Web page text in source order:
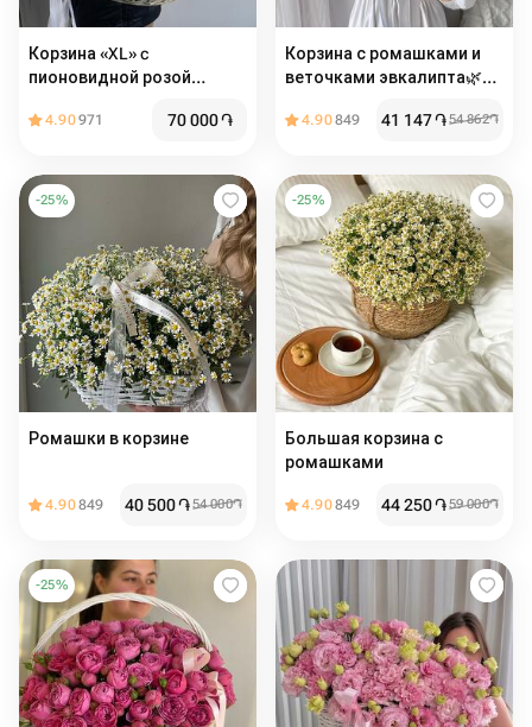
Корзина «XL» c
пионовидной розой
4.90971 70 000֏
Корзина с ромашками и
веточками эвкалипта🌿
4.90849 41 147֏54 862֏
-25%
Ромашки в корзине
4.90849 40 500֏54 000֏
-25%
Большая корзина с
ромашками
4.90849 44 250֏59 000֏
-25%